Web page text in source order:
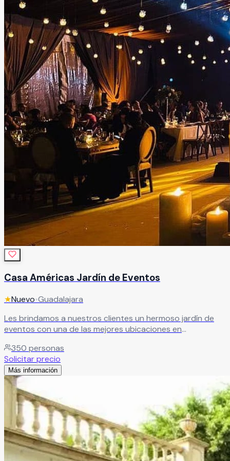
Casa Américas Jardín de Eventos
★Nuevo•Guadalajara
Les brindamos a nuestros clientes un hermoso jardín de
eventos con una de las mejores ubicaciones en
completa comodidad de nuestros clientes y sus invitados,
sin tener que salir de la ciudad. Es el escenario perfecto
para dar vida a sus emociones.
350 personas
Solicitar precio
Más información